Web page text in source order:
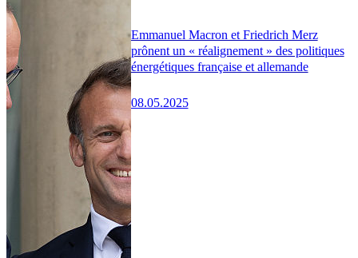
Emmanuel Macron et Friedrich Merz
prônent un « réalignement » des politiques
énergétiques française et allemande
08.05.2025